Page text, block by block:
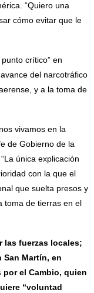
“Quiero una
cómo evitar que le
crítico” en
del narcotráfico
y a la toma de
vivamos en la
de Gobierno de la
única explicación
con la que el
que suelta presos y
toma de tierras en el
las fuerzas locales;
San Martín, en
el Cambio, quien
“voluntad